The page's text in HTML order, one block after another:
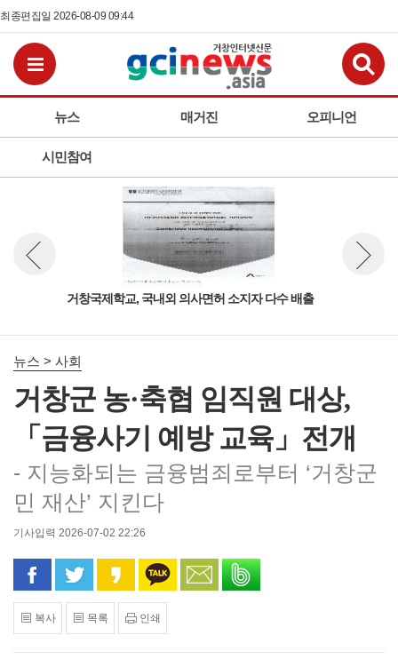
최종편집일 2026-08-09 09:44
뉴스 매거진 오피니언
시민참여
거창국제학교, 국내외 의사면허 소지자 다수 배출
뉴스 이전보기
뉴스 > 사회
거창군 농·축협 임직원 대상,
「금융사기 예방 교육」전개
- 지능화되는 금융범죄로부터 ‘거창군
민 재산’ 지킨다
기사입력 2026-07-02 22:26
페이스북으로 공유
트위터로 공유카카오 스토리로 공유
카카오톡으로 공유
문자로 공유
복사 목록 인쇄